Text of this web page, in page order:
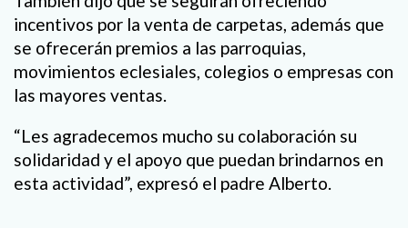
incentivos por la venta de carpetas, además que
se ofrecerán premios a las parroquias,
movimientos eclesiales, colegios o empresas con
las mayores ventas.
“Les agradecemos mucho su colaboración su
solidaridad y el apoyo que puedan brindarnos en
esta actividad”, expresó el padre Alberto.